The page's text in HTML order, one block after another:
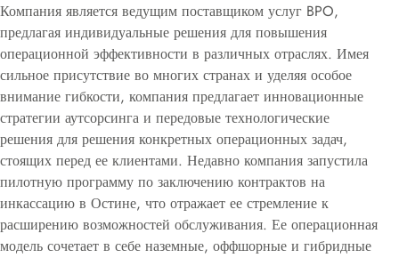
Компания является ведущим поставщиком услуг BPO,
предлагая индивидуальные решения для повышения
операционной эффективности в различных отраслях. Имея
сильное присутствие во многих странах и уделяя особое
внимание гибкости, компания предлагает инновационные
стратегии аутсорсинга и передовые технологические
решения для решения конкретных операционных задач,
стоящих перед ее клиентами. Недавно компания запустила
пилотную программу по заключению контрактов на
инкассацию в Остине, что отражает ее стремление к
расширению возможностей обслуживания. Ее операционная
модель сочетает в себе наземные, оффшорные и гибридные